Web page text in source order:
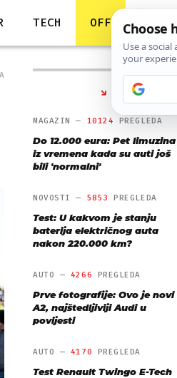
TECH OFF
NAJČITANIJE
MAGAZIN — 10124 PREGLEDA
Do 12.000 eura: Pet limuzina
iz vremena kada su auti još
bili 'normalni'
NOVOSTI — 5853 PREGLEDA
Test: U kakvom je stanju
baterija električnog auta
nakon 220.000 km?
AUTO — 4266 PREGLEDA
Prve fotografije: Ovo je novi
A2, najštedljiviji Audi u
povijesti
AUTO — 4170 PREGLEDA
Test Renault Twingo E-Tech